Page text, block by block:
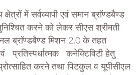
में सर्वव्यापी एवं समान ब्राॅण्डबैण्ड
करने को लेकर सीएस श्रीमती
ब्राॅण्डबैण्ड मिशन 2.0 के तहत
एवं प्रतिस्पर्धात्मक कनेक्टिविटी हेतु
करने तथा पिटकुल व यूपीसीएल